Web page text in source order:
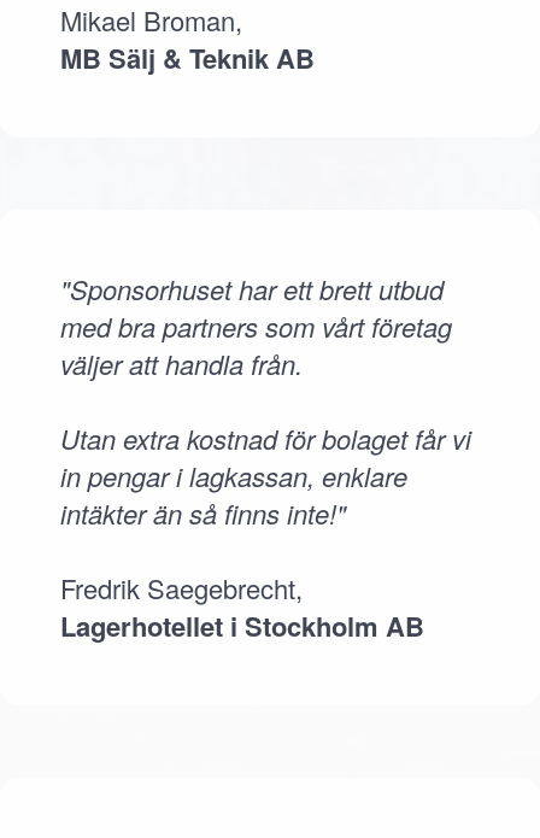
Mikael Broman,
MB Sälj & Teknik AB
"Sponsorhuset har ett brett utbud
med bra partners som vårt företag
väljer att handla från.
Utan extra kostnad för bolaget får vi
in pengar i lagkassan, enklare
intäkter än så finns inte!"
Fredrik Saegebrecht,
Lagerhotellet i Stockholm AB